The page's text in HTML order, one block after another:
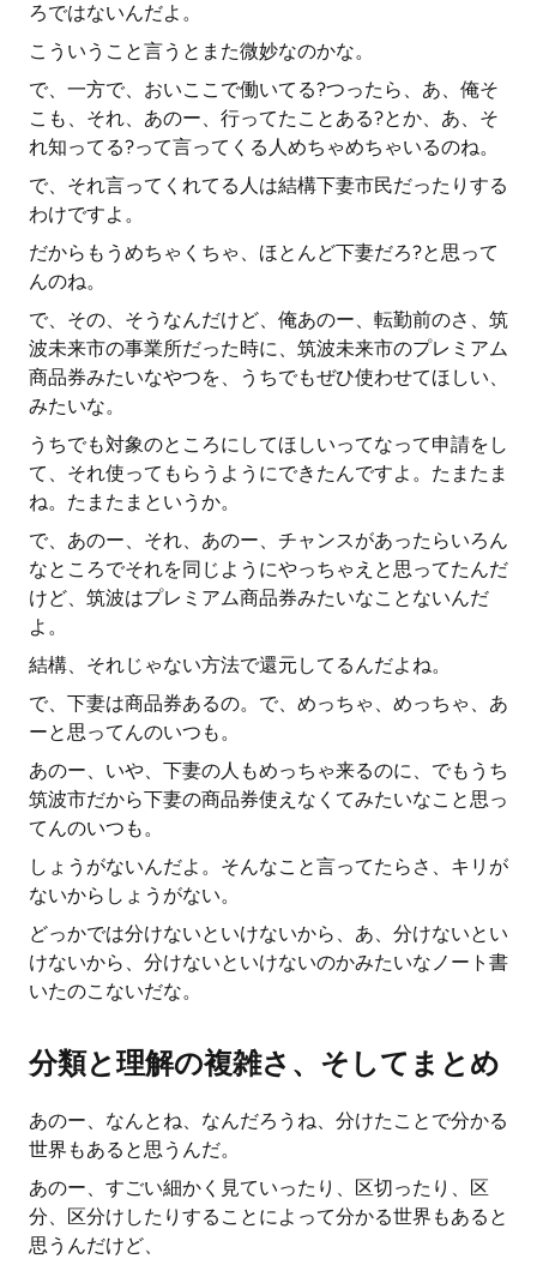
ろではないんだよ。
こういうこと言うとまた微妙なのかな。
で、一方で、おいここで働いてる?つったら、あ、俺そ
こも、それ、あのー、行ってたことある?とか、あ、そ
れ知ってる?って言ってくる人めちゃめちゃいるのね。
で、それ言ってくれてる人は結構下妻市民だったりする
わけですよ。
だからもうめちゃくちゃ、ほとんど下妻だろ?と思って
んのね。
で、その、そうなんだけど、俺あのー、転勤前のさ、筑
波未来市の事業所だった時に、筑波未来市のプレミアム
商品券みたいなやつを、うちでもぜひ使わせてほしい、
みたいな。
うちでも対象のところにしてほしいってなって申請をし
て、それ使ってもらうようにできたんですよ。たまたま
ね。たまたまというか。
で、あのー、それ、あのー、チャンスがあったらいろん
なところでそれを同じようにやっちゃえと思ってたんだ
けど、筑波はプレミアム商品券みたいなことないんだ
よ。
結構、それじゃない方法で還元してるんだよね。
で、下妻は商品券あるの。で、めっちゃ、めっちゃ、あ
ーと思ってんのいつも。
あのー、いや、下妻の人もめっちゃ来るのに、でもうち
筑波市だから下妻の商品券使えなくてみたいなこと思っ
てんのいつも。
しょうがないんだよ。そんなこと言ってたらさ、キリが
ないからしょうがない。
どっかでは分けないといけないから、あ、分けないとい
けないから、分けないといけないのかみたいなノート書
いたのこないだな。
分類と理解の複雑さ、そしてまとめ
あのー、なんとね、なんだろうね、分けたことで分かる
世界もあると思うんだ。
あのー、すごい細かく見ていったり、区切ったり、区
分、区分けしたりすることによって分かる世界もあると
思うんだけど、